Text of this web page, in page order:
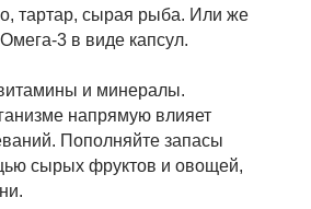
тартар, сырая рыба. Или же
3 в виде капсул.
и минералы.
напрямую влияет
Пополняйте запасы
сырых фруктов и овощей,